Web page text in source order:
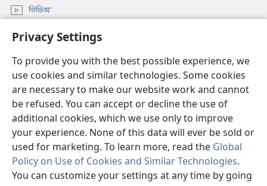
Privacy Settings
To provide you with the best possible experience, we
use cookies and similar technologies. Some cookies
are necessary to make our website work and cannot
be refused. You can accept or decline the use of
additional cookies, which we use only to improve
your experience. None of this data will ever be sold or
used for marketing. To learn more, read the Global
Policy on Use of Cookies and Similar Technologies.
You can customize your settings at any time by going
ভিডিঅ’
অনুসন্ধান
দান-বৰঙণি
(opens
new
window)
ৱাচটাৱাৰ অনলাইন লাইব্ৰেৰী
(opens
new
window)JW Hub ®
(opens
new
window)